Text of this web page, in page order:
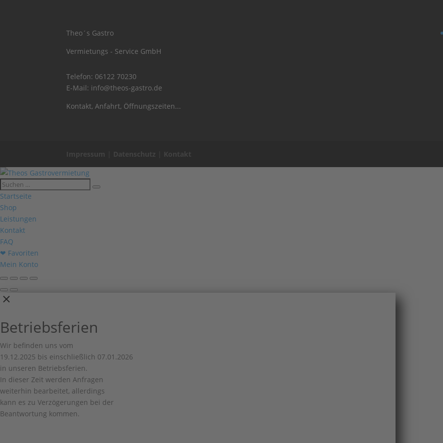
Theo´s Gastro
Vermietungs - Service GmbH
Telefon: 06122 70230
E-Mail: info@theos-gastro.de
Kontakt, Anfahrt, Öffnungszeiten...
Impressum Datenschutz Kontakt
Startseite
Shop
Leistungen
Kontakt
FAQ
❤ Favoriten
Mein Konto
Betriebsferien
Wir befinden uns vom
19.12.2025 bis einschließlich 07.01.2026
in unseren Betriebsferien.
In dieser Zeit werden Anfragen
weiterhin bearbeitet, allerdings
kann es zu Verzögerungen bei der
Beantwortung kommen.